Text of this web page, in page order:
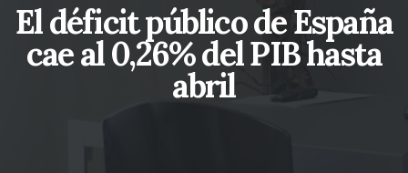
El déficit público de España
cae al 0,26% del PIB hasta
abril